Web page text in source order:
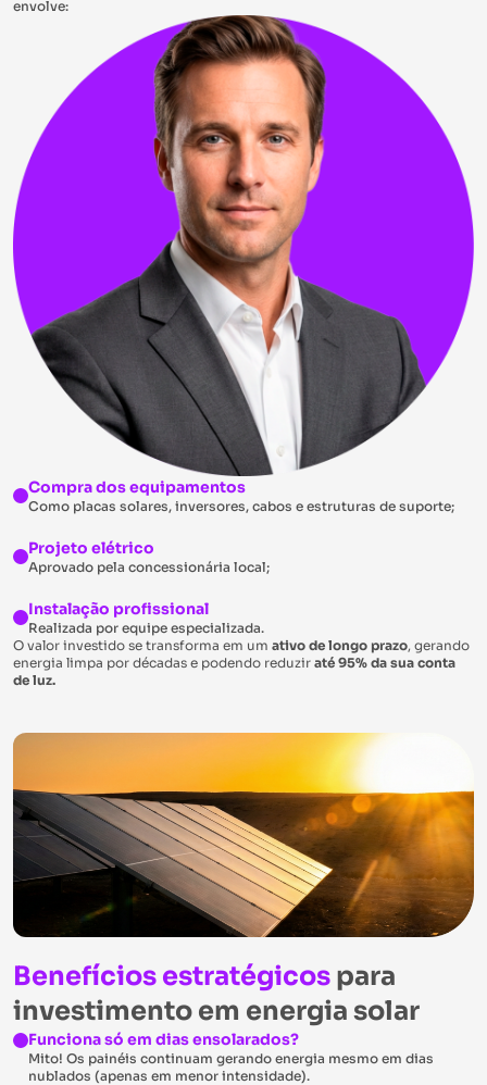
envolve:
Compra dos equipamentos
Como placas solares, inversores, cabos e estruturas de suporte;
Projeto elétrico
Aprovado pela concessionária local;
Instalação profissional
Realizada por equipe especializada.
O valor investido se transforma em um ativo de longo prazo, gerando
energia limpa por décadas e podendo reduzir até 95% da sua conta
de luz.
Benefícios estratégicos para
investimento em energia solar
Funciona só em dias ensolarados?
Mito! Os painéis continuam gerando energia mesmo em dias
nublados (apenas em menor intensidade).